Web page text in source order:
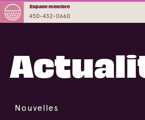
450-432-0660
Espace membre
Nouvelles